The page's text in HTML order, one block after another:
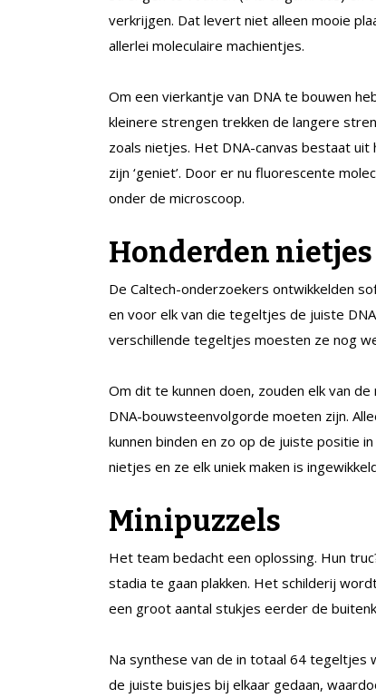
verkrijgen. Dat levert niet alleen mooie
allerlei moleculaire machientjes.
Om een vierkantje van DNA te bouwen
kleinere strengen trekken de langere
zoals nietjes. Het DNA-canvas bestaat
zijn ‘geniet’. Door er nu fluorescente
onder de microscoop.
Honderden nietjes
De Caltech-onderzoekers ontwikkelden
en voor elk van die tegeltjes de juiste
verschillende tegeltjes moesten ze nog
Om dit te kunnen doen, zouden elk van
DNA-bouwsteenvolgorde moeten zijn.
kunnen binden en zo op de juiste positie
nietjes en ze elk uniek maken is
Minipuzzels
Het team bedacht een oplossing. Hun
stadia te gaan plakken. Het schilderij
een groot aantal stukjes eerder de
Na synthese van de in totaal 64 tegeltjes
de juiste buisjes bij elkaar gedaan,